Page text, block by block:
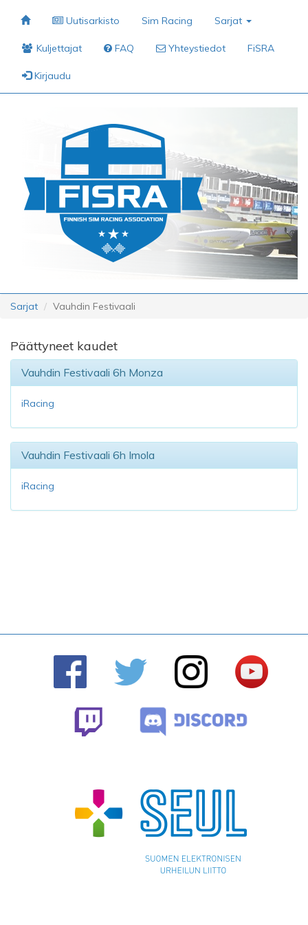
Uutisarkisto Sim Racing Sarjat
Kuljettajat FAQ Yhteystiedot FiSRA
Kirjaudu
Sarjat Vauhdin Festivaali
Päättyneet kaudet
Vauhdin Festivaali 6h Monza
iRacing
Vauhdin Festivaali 6h Imola
iRacing